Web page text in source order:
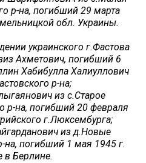
р-на, погибший 29 марта
обл. Украины.
украинского г.Фастова
Ахметович, погибший 6
Хабибулла Халиуллович
р-на;
из с.Старое
р-на, погибший 20 февраля
г.Люксембурга;
из д.Новые
погибший 1 мая 1945 г.
Берлине.